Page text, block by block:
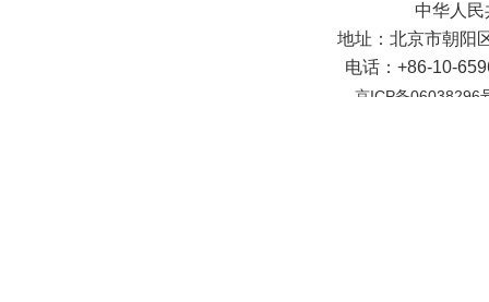
中华人
地址：北京市朝阳
电话：+86-10-
京ICP备06038296